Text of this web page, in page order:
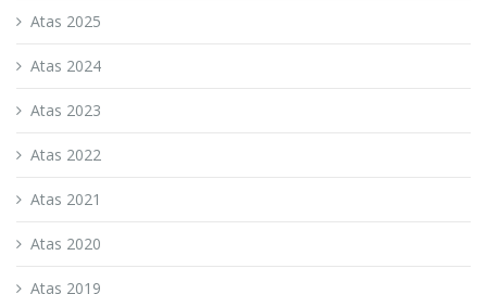
Atas 2025
Atas 2024
Atas 2023
Atas 2022
Atas 2021
Atas 2020
Atas 2019